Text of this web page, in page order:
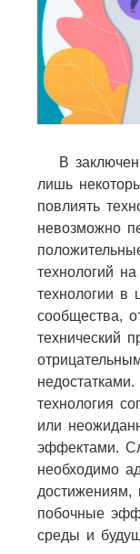
В
лишь
повлиять
невозможно
технологий
технологии в
сообщества,
технический
технология
или
эффектами.
необходимо
побочные
среды и